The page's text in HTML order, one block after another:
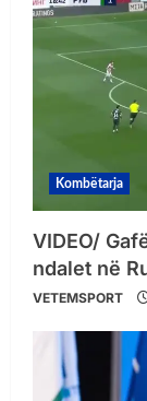
Kombëtarja
VIDEO/
ndalet në
VETEMSPORT